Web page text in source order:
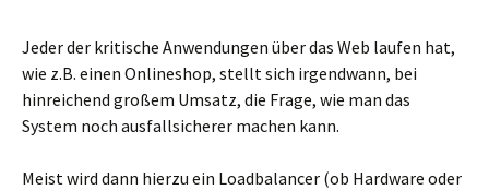
Jeder der kritische Anwendungen über das Web laufen hat,
wie z.B. einen Onlineshop, stellt sich irgendwann, bei
hinreichend großem Umsatz, die Frage, wie man das
System noch ausfallsicherer machen kann.
Meist wird dann hierzu ein Loadbalancer (ob Hardware oder